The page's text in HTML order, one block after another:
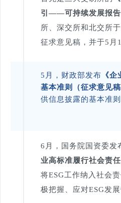
引——可持续发展报告
所、深交所和北交所
征求意见稿，并于5月
5月，财政部发布 《
基本准则（征求意见稿
供信息披露的基本准
6月，国务院国资委发
业高标准履行社会责任
将ESG工作纳入社会
极把握、应对ESG发